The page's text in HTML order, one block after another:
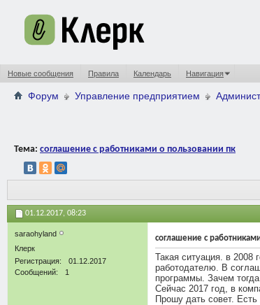
Новые сообщения Правила Календарь Навигация
Форум Управление предприятием
Тема: соглашение с работниками о пользовании пк
01.12.2017, 08:23
saraohyland
Клерк
Регистрация
01.12.2017
Сообщений
1
соглашение с
Такая ситуация. в
работодателю. В
программы. Зачем
Сейчас 2017 год, в
Прошу дать совет.